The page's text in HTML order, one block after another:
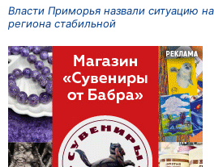
Власти Приморья назвали ситуацию
региона стабильной